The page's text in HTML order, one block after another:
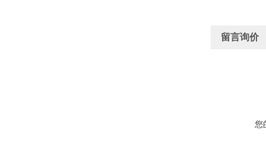
留言询价
您